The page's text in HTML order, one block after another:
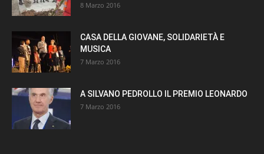
8 Marzo 2016
CASA DELLA GIOVANE, SOLIDARIETÀ E
MUSICA
7 Marzo 2016
A SILVANO PEDROLLO IL PREMIO LEONARDO
7 Marzo 2016